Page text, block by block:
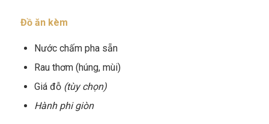
Đồ ăn kèm
Nước chấm pha sẵn
Rau thơm (húng, mùi)
Giá đỗ (tùy chọn)
Hành phi giòn